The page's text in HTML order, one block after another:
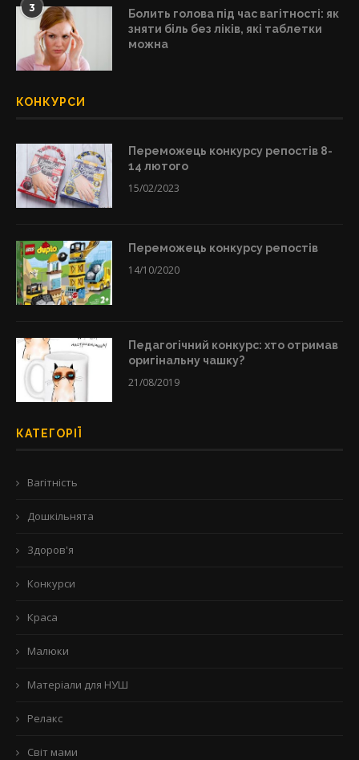
3
Болить голова під час вагітності: як
зняти біль без ліків, які таблетки
можна
КОНКУРСИ
Переможець конкурсу репостів 8-
14 лютого
15/02/2023
Переможець конкурсу репостів
14/10/2020
Педагогічний конкурс: хто отримав
оригінальну чашку?
21/08/2019
КАТЕГОРІЇ
Вагітність
Дошкільнята
Здоров'я
Конкурси
Краса
Малюки
Матеріали для НУШ
Релакс
Світ мами